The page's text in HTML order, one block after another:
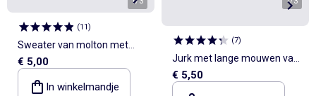
(11)
Sweater van molton met
borstprint
€ 5,00
In winkelmandje
(7)
Jurk met lange mouwen van
katoenen jerseytricot
€ 5,50